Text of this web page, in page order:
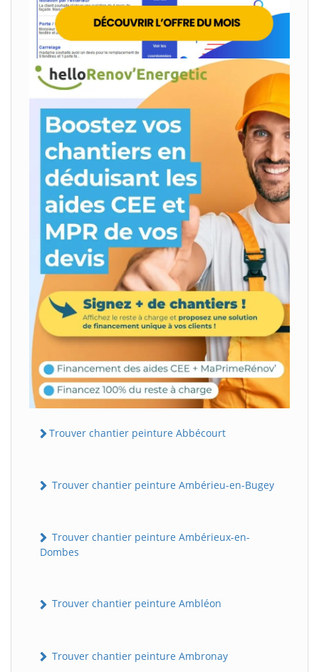
Trouver chantier peinture Abbécourt
Trouver chantier peinture Ambérieu-en-Bugey
Trouver chantier peinture Ambérieux-en-
Dombes
Trouver chantier peinture Ambléon
Trouver chantier peinture Ambronay